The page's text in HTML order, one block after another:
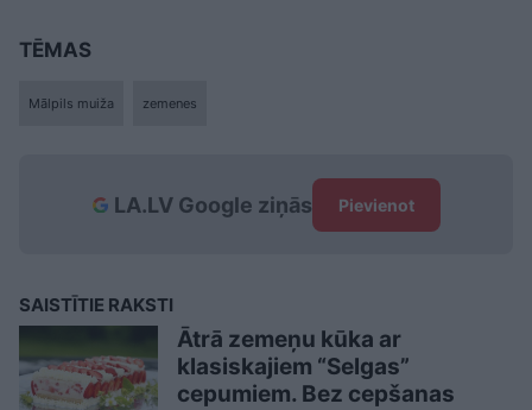
TĒMAS
Mālpils muiža zemenes
LA.LV Google ziņās Pievienot
SAISTĪTIE RAKSTI
Ātrā zemeņu kūka ar
klasiskajiem “Selgas”
cepumiem. Bez cepšanas